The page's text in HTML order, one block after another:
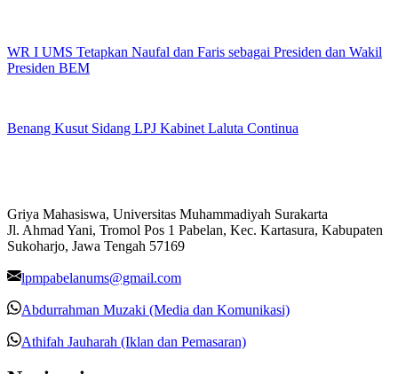
WR I UMS Tetapkan Naufal dan Faris sebagai Presiden dan Wakil
Presiden BEM
Benang Kusut Sidang LPJ Kabinet Laluta Continua
Griya Mahasiswa, Universitas Muhammadiyah Surakarta
Jl. Ahmad Yani, Tromol Pos 1 Pabelan, Kec. Kartasura, Kabupaten
Sukoharjo, Jawa Tengah 57169
lpmpabelanums@gmail.com
Abdurrahman Muzaki (Media dan Komunikasi)
Athifah Jauharah (Iklan dan Pemasaran)